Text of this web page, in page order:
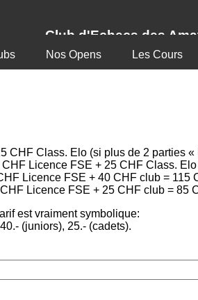
Club d'Echecs des
Nos Opens Les Cours
CHF Class. Elo (si plus de 2 parties
Licence FSE + 25 CHF Class.
Licence FSE + 40 CHF club = 115
Licence FSE + 25 CHF club = 85
est vraiment symbolique:
(juniors), 25.- (cadets).